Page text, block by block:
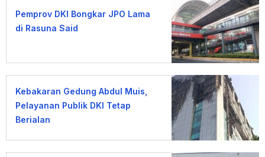
Pemprov DKI Bongkar JPO Lama
di Rasuna Said
Kebakaran Gedung Abdul Muis,
Pelayanan Publik DKI Tetap
Berjalan